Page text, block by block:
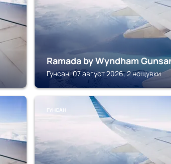
Ramada by Wyndham
Гунсан, 07 август 2026, 2 нощувки
ГУНСАН